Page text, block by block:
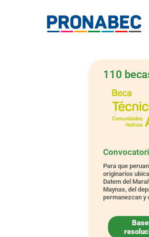
110
Para que
originarios
Datem del
Maynas, del
permanezcan y